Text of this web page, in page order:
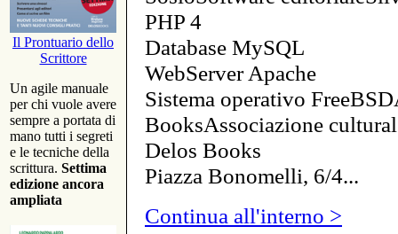
Il Prontuario dello
Scrittore
Un agile manuale
per chi vuole avere
sempre a portata di
mano tutti i segreti
e le tecniche della
scrittura. Settima
edizione ancora
ampliata
PHP 4
Database MySQL
WebServer Apache
Sistema operativo
BooksAssociazione
Delos Books
Piazza Bonomelli, 6/4...
Continua all'interno >